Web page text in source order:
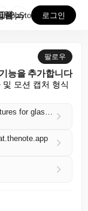
메타는 안경용 맞춤형 인스타그램 스토리 기능을 추가합니...
AppStore 로그인
팔로우
능을 추가합니다
모션 캡처 형식
Meta adds custom Instagram Stories features for glasses